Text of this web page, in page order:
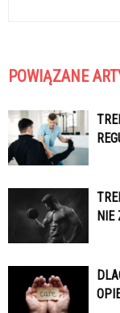
POWIĄZANE
NIE